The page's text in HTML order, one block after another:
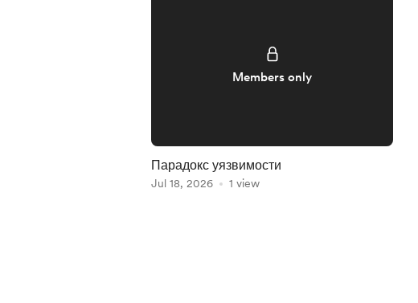
Members only
Парадокс уязвимости
Jul 18, 2026 1 view